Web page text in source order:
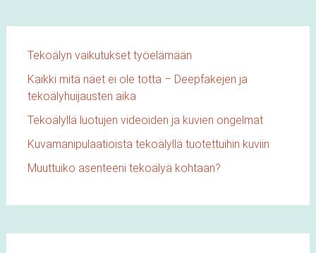
Tekoälyn vaikutukset työelämään
Kaikki mitä näet ei ole totta – Deepfakejen ja
tekoälyhuijausten aika
Tekoälyllä luotujen videoiden ja kuvien ongelmat
Kuvamanipulaatioista tekoälyllä tuotettuihin kuviin
Muuttuiko asenteeni tekoälyä kohtaan?